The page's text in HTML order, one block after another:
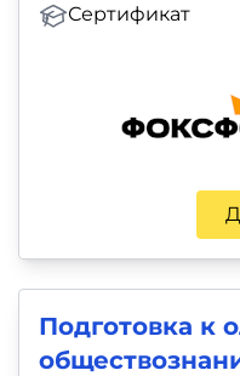
Сертификат
Подготовка к